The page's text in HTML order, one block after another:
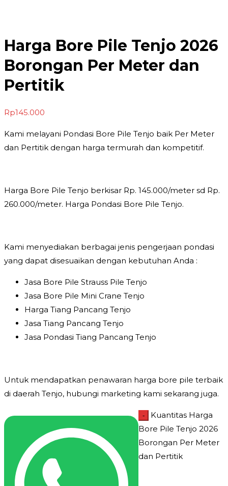
Harga Bore Pile Tenjo 2026
Borongan Per Meter dan
Pertitik
Rp145.000
Kami melayani Pondasi Bore Pile Tenjo baik Per Meter
dan Pertitik dengan harga termurah dan kompetitif.
Harga Bore Pile Tenjo berkisar Rp. 145.000/meter sd Rp.
260.000/meter. Harga Pondasi Bore Pile Tenjo.
Kami menyediakan berbagai jenis pengerjaan pondasi
yang dapat disesuaikan dengan kebutuhan Anda :
Jasa Bore Pile Strauss Pile Tenjo
Jasa Bore Pile Mini Crane Tenjo
Harga Tiang Pancang Tenjo
Jasa Tiang Pancang Tenjo
Jasa Pondasi Tiang Pancang Tenjo
Untuk mendapatkan penawaran harga bore pile terbaik
di daerah Tenjo, hubungi marketing kami sekarang juga.
-
Kuantitas Harga
Bore Pile Tenjo 2026
Borongan Per Meter
dan Pertitik